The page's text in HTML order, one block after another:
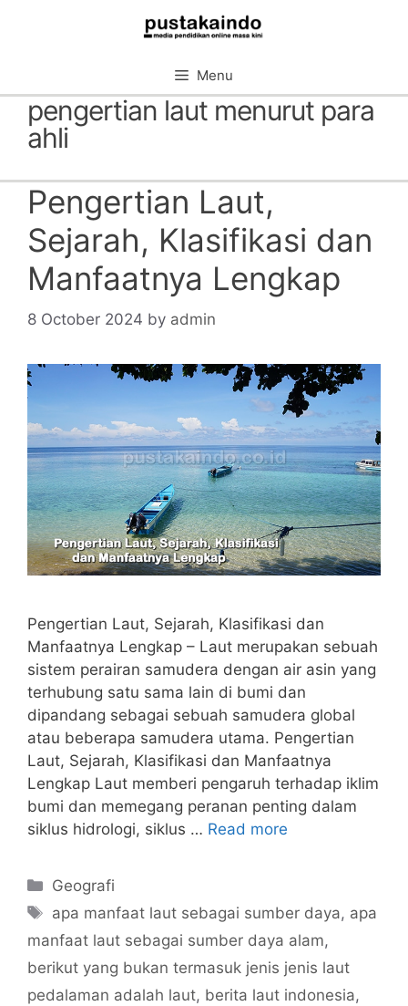
Menu
pengertian laut menurut para
ahli
Pengertian Laut,
Sejarah, Klasifikasi dan
Manfaatnya Lengkap
8 October 2024 by admin
Pengertian Laut, Sejarah, Klasifikasi dan
Manfaatnya Lengkap – Laut merupakan sebuah
sistem perairan samudera dengan air asin yang
terhubung satu sama lain di bumi dan
dipandang sebagai sebuah samudera global
atau beberapa samudera utama. Pengertian
Laut, Sejarah, Klasifikasi dan Manfaatnya
Lengkap Laut memberi pengaruh terhadap iklim
bumi dan memegang peranan penting dalam
siklus hidrologi, siklus … Read more
Categories
Geografi
Tags
apa manfaat laut sebagai sumber daya, apa
manfaat laut sebagai sumber daya alam,
berikut yang bukan termasuk jenis jenis laut
pedalaman adalah laut, berita laut indonesia,